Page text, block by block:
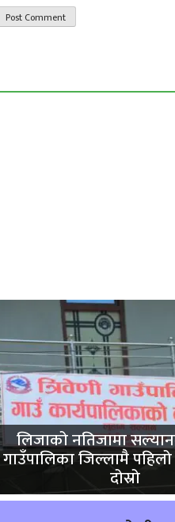
छत्रेश्वरीलाई हराउँदै त्रिबेणी
लिजाको नतिजामा
गाउँपालिका जिल्लामै
दोस्रो